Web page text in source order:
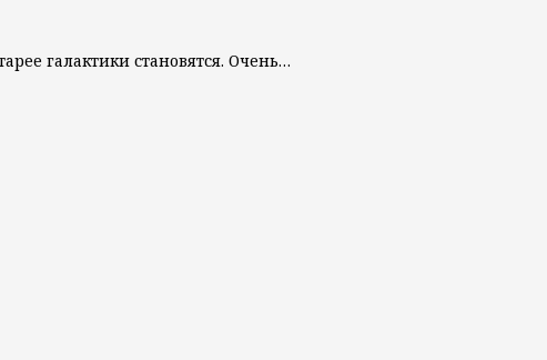
галактики становятся. Очень…